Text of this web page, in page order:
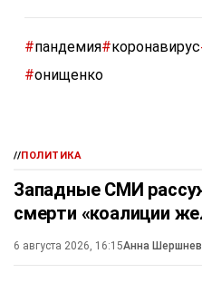
#пандемия#коронавирус
#онищенко
//ПОЛИТИКА
Западные СМИ
смерти «коалиции
6 августа 2026, 16:15Анна